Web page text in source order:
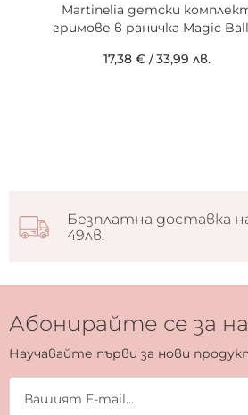
Martinelia детски
гримове в раничка Magic
17,38 €/33,99 лв.
Безплатна доставка
49лв.
Абонирайте се за
Научавайте първи за нови